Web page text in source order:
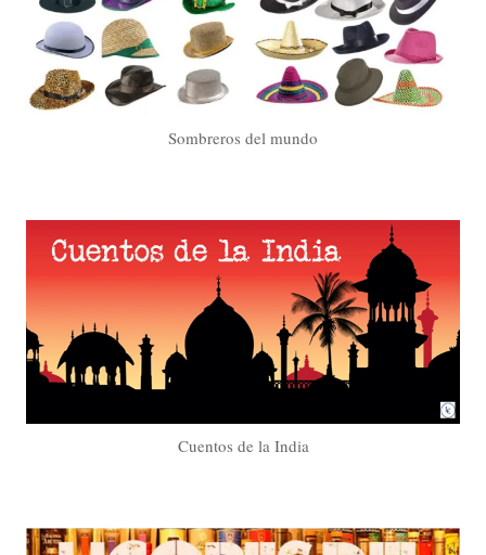
Sombreros del mundo
Cuentos de la India